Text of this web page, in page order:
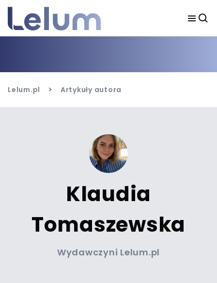
Lelum.pl > Artykuły autora
Klaudia
Tomaszewska
Wydawczyni Lelum.pl